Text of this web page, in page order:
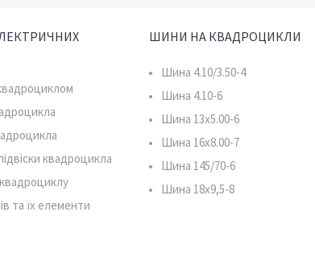
квадроцикла
та їх елементи
ШИНИ НА КВАДРОЦИКЛИ
Шина 4.10/3.50-4
Шина 4.10-6
Шина 13x5.00-6
Шина 16x8.00-7
Шина 145/70-6
Шина 18x9,5-8